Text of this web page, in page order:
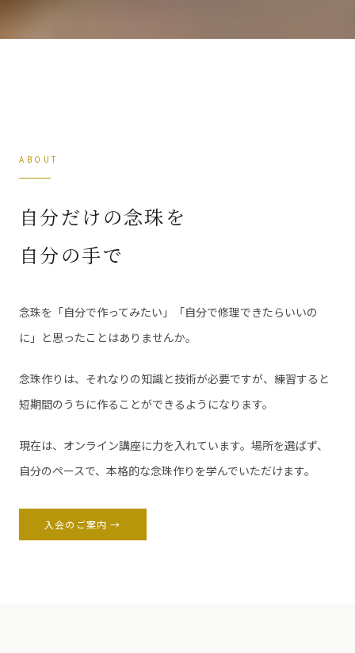
ABOUT
自分だけの念珠を
自分の手で
念珠を「自分で作ってみたい」「自分で修理できたらいいの
に」と思ったことはありませんか。
念珠作りは、それなりの知識と技術が必要ですが、練習すると
短期間のうちに作ることができるようになります。
現在は、オンライン講座に力を入れています。場所を選ばず、
自分のペースで、本格的な念珠作りを学んでいただけます。
入会のご案内 →